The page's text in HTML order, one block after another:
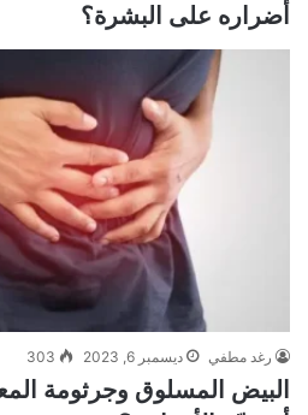
أضراره على البشرة؟
رغد مطفي ديسمبر 6, 2023 303
البيض المسلوق وجرثومة